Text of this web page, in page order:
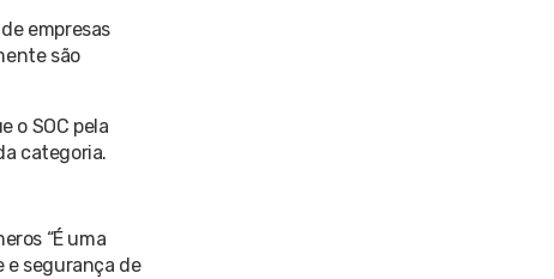
empresas
são
o SOC pela
categoria.
“É uma
e segurança de